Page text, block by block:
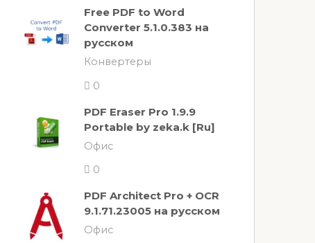
Free PDF to Word
Converter 5.1.0.383 на
русском
Конвертеры
0
PDF Eraser Pro 1.9.9
Portable by zeka.k [Ru]
Офис
0
PDF Architect Pro + OCR
9.1.71.23005 на русском
Офис